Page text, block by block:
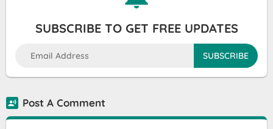
SUBSCRIBE TO GET FREE UPDATES
Post A Comment